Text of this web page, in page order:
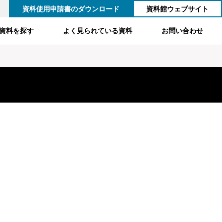
資料使用申請書のダウンロード 資料館ウェブサイト
料を探す よく見られている資料 お問い合わせ